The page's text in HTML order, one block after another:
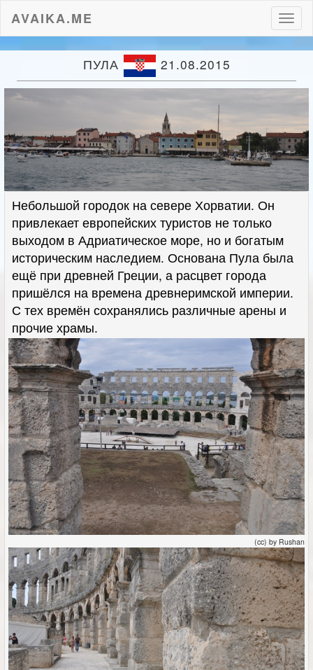
AVAIKA.ME
ПУЛА 21.08.2015
Небольшой городок на севере Хорватии. Он
привлекает европейских туристов не только
выходом в Адриатическое море, но и богатым
историческим наследием. Основана Пула была
ещё при древней Греции, а расцвет города
пришёлся на времена древнеримской империи.
С тех времён сохранялись различные арены и
прочие храмы.
(cc) by Rushan